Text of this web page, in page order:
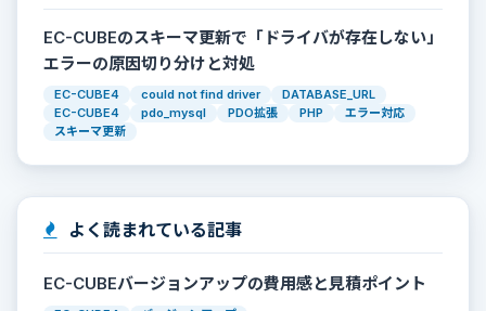
EC-CUBEのスキーマ更新で「ドライバが存在しない」
エラーの原因切り分けと対処
EC-CUBE4 could not find driver
DATABASE_URL
EC-CUBE4
pdo_mysql PDO拡張 PHP
エラー対応
スキーマ更新
よく読まれている記事
EC-CUBEバージョンアップの費用感と見積ポイント